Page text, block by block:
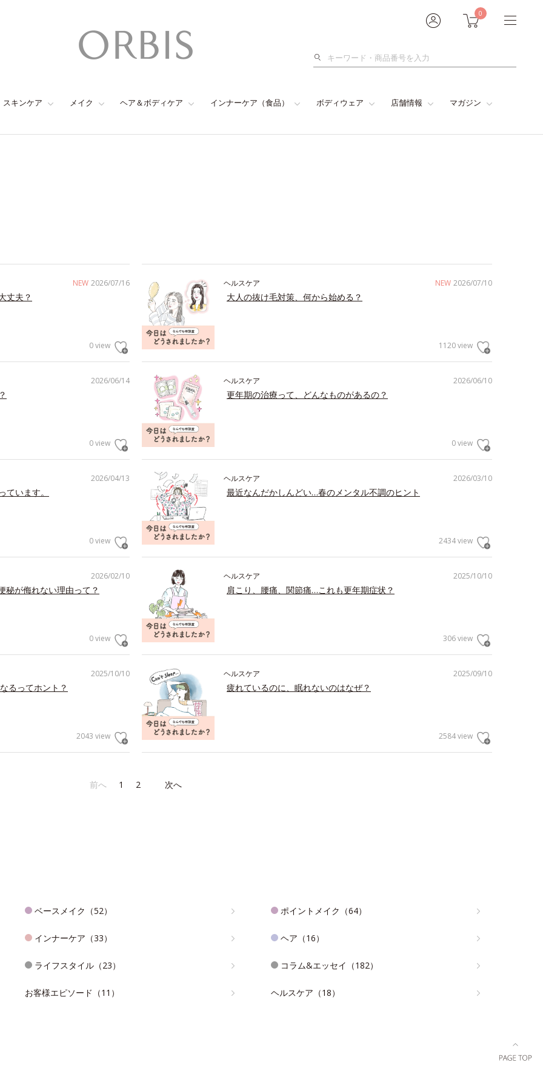
0
検
スキンケア メイク ヘア＆ボディケア インナーケア（食品） ボディウェア 店舗情報 マガジン
NEW 2026/07/16
丈夫？
0 view
NEW 2026/07/10
ヘルスケア
大人の抜け毛対策、何から始める？
1120 view
2026/06/14
0 view
2026/06/10
ヘルスケア
更年期の治療って、どんなものがあるの？
0 view
2026/04/13
います。
0 view
2026/03/10
ヘルスケア
最近なんだかしんどい…春のメンタル不調のヒント
2434 view
2026/02/10
秘が侮れない理由って？
0 view
2025/10/10
ヘルスケア
肩こり、腰痛、関節痛…これも更年期症状？
306 view
2025/10/10
るってホント？
2043 view
2025/09/10
ヘルスケア
疲れているのに、眠れないのはなぜ？
2584 view
前へ 1 2 次へ
ベースメイク（52） ポイントメイク（64）
インナーケア（33） ヘア（16）
ライフスタイル（23） コラム&エッセイ（182）
お客様エピソード（11） ヘルスケア（18）